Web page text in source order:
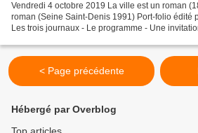
Vendredi 4 octobre 2019 La ville est un roman
roman (Seine Saint-Denis 1991) Port-folio édité
Les trois journaux - Le programme - Une
< Page précédente
Hébergé par Overblog